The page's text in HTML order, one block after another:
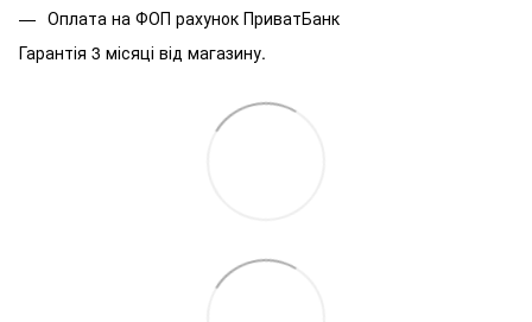
Оплата на ФОП рахунок ПриватБанк
Гарантія 3 місяці від магазину.